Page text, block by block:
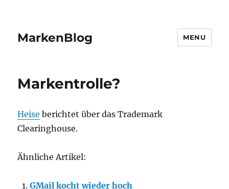
MarkenBlog MENU
Markentrolle?
Heise berichtet über das Trademark
Clearinghouse.
Ähnliche Artikel:
GMail kocht wieder hoch